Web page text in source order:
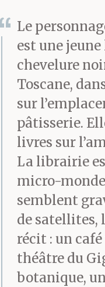
Le
est une
chevelure
Toscane,
sur
pâtisserie.
livres sur
La librairie
micro-
semblent
de satellites,
récit : un
théâtre du
botanique,